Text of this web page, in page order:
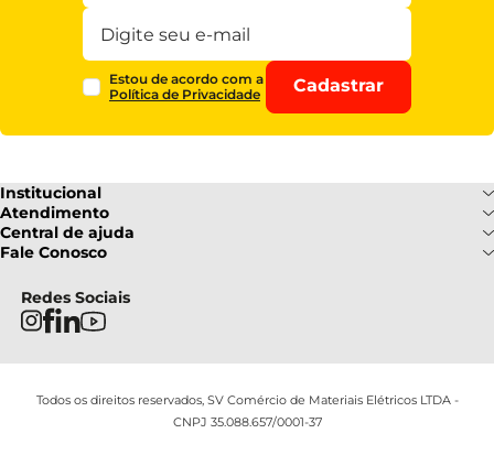
Estou de acordo com a
Política de Privacidade
Cadastrar
Institucional
Sobre Nós
Nossas Lojas
Privacidade e Segurança
Termos e Condições
Atendimento
Formas de pagamento
Regulamentos
Central de ajuda
Fale Conosco
Frete e Entrega
Troca e Devoluções
Fale Conosco
(085) 3214-7900
Segunda a Sexta: 08h as 18h |
Sábado : 08h ás 12h
Redes Sociais
Todos os direitos reservados, SV Comércio de Materiais Elétricos LTDA -
CNPJ 35.088.657/0001-37